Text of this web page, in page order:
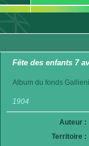
Fête des enfants 7
Album du fonds
1904
Auteur :
Territoire :